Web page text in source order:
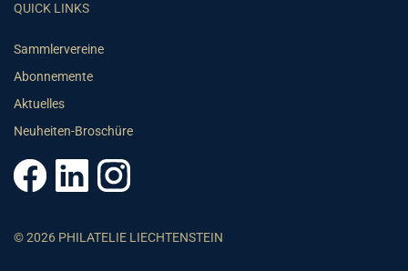
QUICK LINKS
Sammlervereine
Abonnemente
Aktuelles
Neuheiten-Broschüre
© 2026 PHILATELIE LIECHTENSTEIN